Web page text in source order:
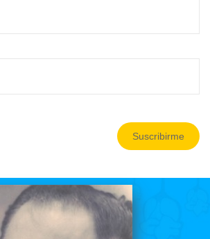
Suscribirme